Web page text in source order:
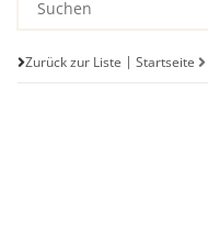
Zurück zur Liste Startseite